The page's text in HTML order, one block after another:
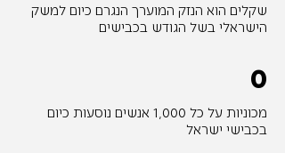
שקלים הוא הנזק המוערך הנגרם כיום למשק
הישראלי בשל הגודש בכבישים
0
מכוניות על כל 1,000 אנשים נוסעות כיום
בכבישי ישראל